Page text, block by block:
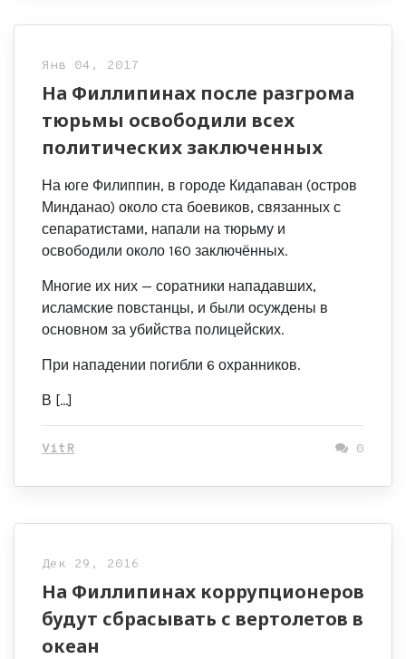
Янв 04, 2017
На Филлипинах после разгрома
тюрьмы освободили всех
политических заключенных
На юге Филиппин, в городе Кидапаван (остров
Минданао) около ста боевиков, связанных с
сепаратистами, напали на тюрьму и
освободили около 160 заключённых.
Многие их них — соратники нападавших,
исламские повстанцы, и были осуждены в
основном за убийства полицейских.
При нападении погибли 6 охранников.
В […]
VitR 0
Дек 29, 2016
На Филлипинах коррупционеров
будут сбрасывать с вертолетов в
океан